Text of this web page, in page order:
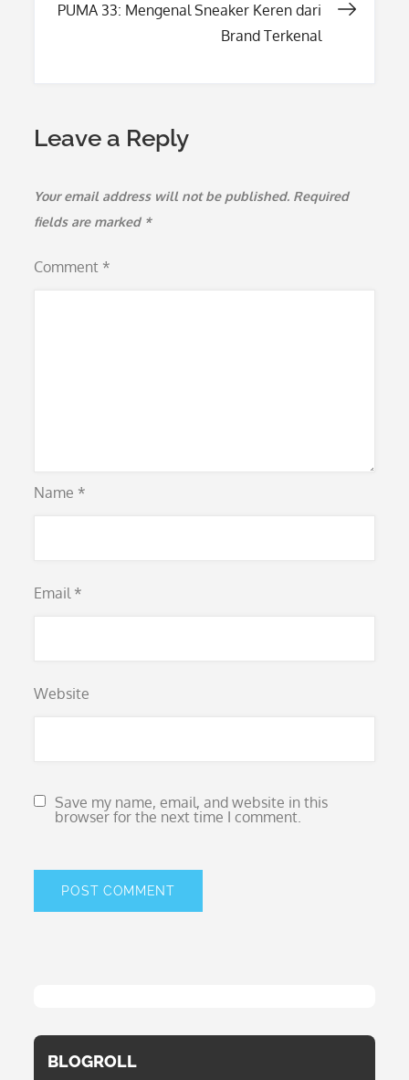
PUMA 33: Mengenal Sneaker Keren dari
Brand Terkenal
Leave a Reply
Your email address will not be published. Required
fields are marked *
Comment *
Name *
Email *
Website
Save my name, email, and website in this
browser for the next time I comment.
BLOGROLL